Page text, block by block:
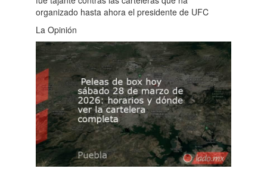
organizado hasta ahora el presidente de UFC
La Opinión